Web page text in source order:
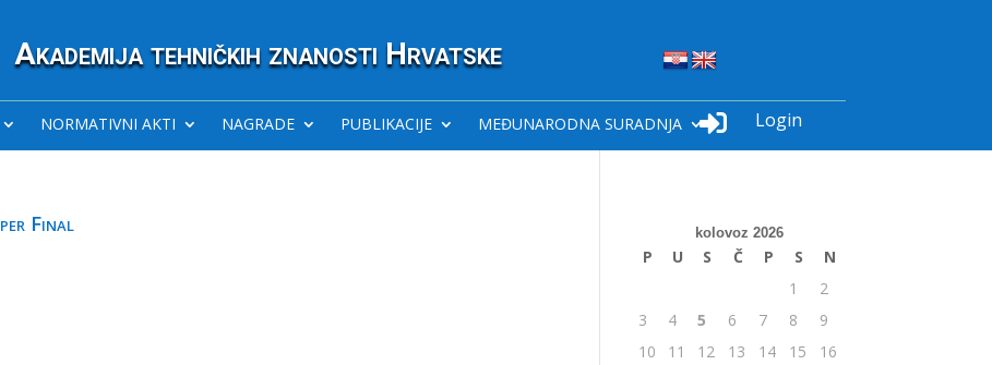
Akademija tehničkih znanosti Hrvatske
NORMATIVNI AKTI NAGRADE PUBLIKACIJE MEĐUNARODNA SURADNJA  Login
Final kolovoz 2026
P U S Č P S
N
1
2
3
4 5 6 7 8
9
10
11 12 13 14 15
16